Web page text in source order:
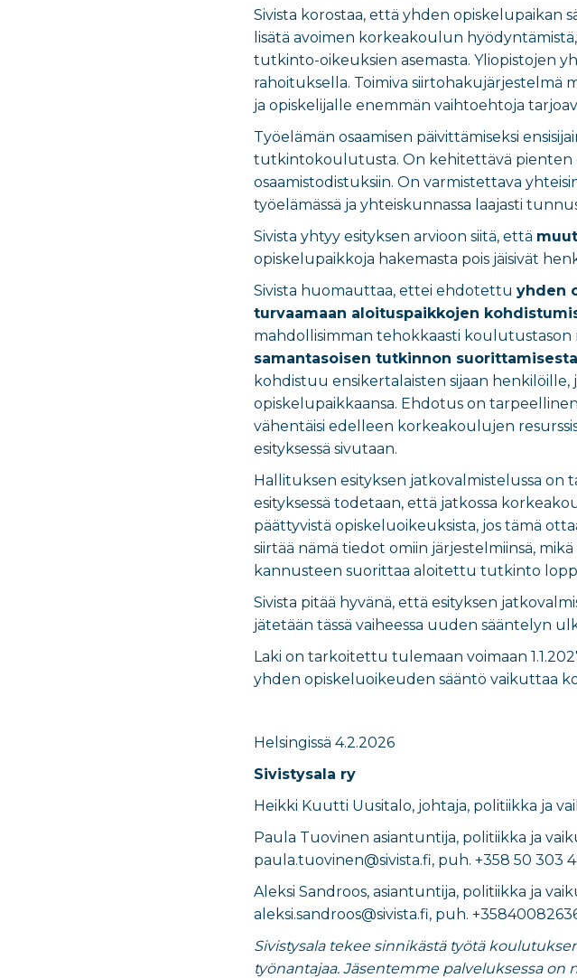
Sivista korostaa, että yhden opiskelupaikan
lisätä avoimen korkeakoulun
tutkinto-oikeuksien asemasta. Yliopistojen
rahoituksella. Toimiva siirtohakujärjestelmä
ja opiskelijalle enemmän vaihtoehtoja
Työelämän osaamisen päivittämiseksi
tutkintokoulutusta. On kehitettävä pienten
osaamistodistuksiin. On varmistettava
työelämässä ja yhteiskunnassa laajasti
Sivista yhtyy esityksen arvioon siitä, että
opiskelupaikkoja hakemasta pois jäisivät
Sivista huomauttaa, ettei ehdotettu yhden
turvaamaan aloituspaikkojen
mahdollisimman tehokkaasti koulutustason
samantasoisen tutkinnon
kohdistuu ensikertalaisten sijaan
opiskelupaikkaansa. Ehdotus on
vähentäisi edelleen korkeakoulujen
esityksessä sivutaan.
Hallituksen esityksen jatkovalmistelussa
esityksessä todetaan, että jatkossa
päättyvistä opiskeluoikeuksista, jos tämä
siirtää nämä tiedot omiin järjestelmiinsä,
kannusteen suorittaa aloitettu tutkinto
Sivista pitää hyvänä, että esityksen
jätetään tässä vaiheessa uuden sääntelyn
Laki on tarkoitettu tulemaan voimaan
yhden opiskeluoikeuden sääntö vaikuttaa
Helsingissä 4.2.2026
Sivistysala ry
Heikki Kuutti Uusitalo, johtaja, politiikka ja
Paula Tuovinen asiantuntija, politiikka ja
paula.tuovinen@sivista.fi, puh. +358 50 303
Aleksi Sandroos, asiantuntija, politiikka ja
aleksi.sandroos@sivista.fi, puh.
Sivistysala tekee sinnikästä työtä
työnantajaa. Jäsentemme palveluksessa